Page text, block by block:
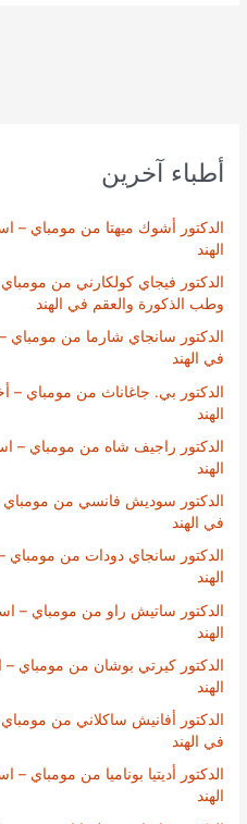
أطباء آخرين
الدكتور أشوك ميهتا من مومباي –
الهند
الدكتور فيجاي كولكارني من
وطب الذكورة والعقم في الهند
الدكتور سانجاي شارما من مومباي
في الهند
الدكتور بي. جاغاناث من مومباي –
الهند
الدكتور راجيف شاه من مومباي –
الهند
الدكتور سوديش فانسي من مومباي
في الهند
الدكتور سانجاي دودات من مومباي
الهند
الدكتور ساتيش راو من مومباي –
الهند
الدكتور كيرتي بوشان من مومباي
الهند
الدكتور أفانيش ساكلاني من
في الهند
الدكتور أديتيا بوناميا من مومباي
الهند